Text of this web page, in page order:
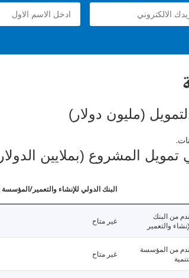
(مليون دولار)
تمويل المشروع (بملايين
البنك الدولي للإنشاء والتعمير/المؤسسة
من البنك
والتعمير
غير متاح
من المؤسسة
غير متاح